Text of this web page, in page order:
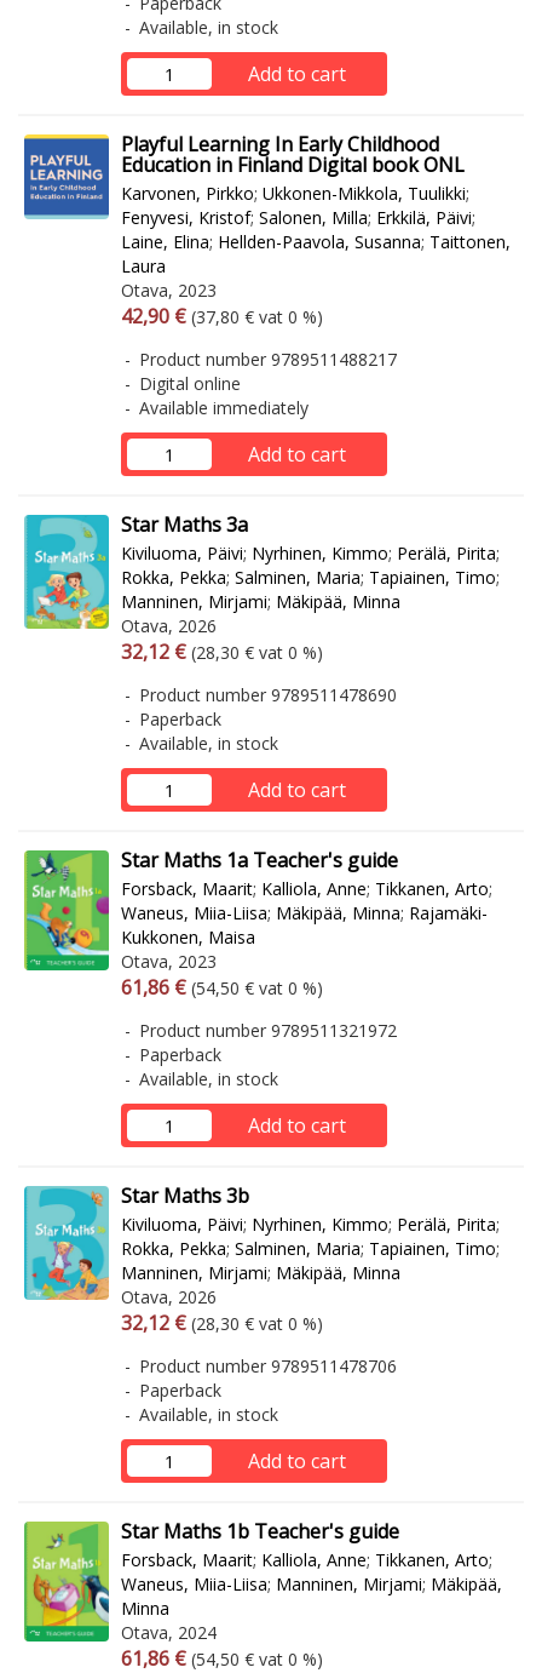
Available, in stock
Add to cart
Playful Learning In Early Childhood
Education in Finland Digital book ONL
Karvonen, Pirkko; Ukkonen-Mikkola, Tuulikki;
Fenyvesi, Kristof; Salonen, Milla; Erkkilä, Päivi;
Laine, Elina; Hellden-Paavola, Susanna; Taittonen,
Laura
Otava, 2023
Arvonlisäverollinen hinta
42,90 € Excl. vat
(37,80 € vat 0 %)
Product number 9789511488217
Digital online
Available immediately
Add to cart
Star Maths 3a
Kiviluoma, Päivi; Nyrhinen, Kimmo; Perälä, Pirita;
Rokka, Pekka; Salminen, Maria; Tapiainen, Timo;
Manninen, Mirjami; Mäkipää, Minna
Otava, 2026
Arvonlisäverollinen hinta
32,12 € Excl. vat
(28,30 € vat 0 %)
Product number 9789511478690
Paperback
Available, in stock
Add to cart
Star Maths 1a Teacher's guide
Forsback, Maarit; Kalliola, Anne; Tikkanen, Arto;
Waneus, Miia-Liisa; Mäkipää, Minna; Rajamäki-
Kukkonen, Maisa
Otava, 2023
Arvonlisäverollinen hinta
61,86 € Excl. vat
(54,50 € vat 0 %)
Product number 9789511321972
Paperback
Available, in stock
Add to cart
Star Maths 3b
Kiviluoma, Päivi; Nyrhinen, Kimmo; Perälä, Pirita;
Rokka, Pekka; Salminen, Maria; Tapiainen, Timo;
Manninen, Mirjami; Mäkipää, Minna
Otava, 2026
Arvonlisäverollinen hinta
32,12 € Excl. vat
(28,30 € vat 0 %)
Product number 9789511478706
Paperback
Available, in stock
Add to cart
Star Maths 1b Teacher's guide
Forsback, Maarit; Kalliola, Anne; Tikkanen, Arto;
Waneus, Miia-Liisa; Manninen, Mirjami; Mäkipää,
Minna
Otava, 2024
Arvonlisäverollinen hinta
61,86 € Excl. vat
(54,50 € vat 0 %)